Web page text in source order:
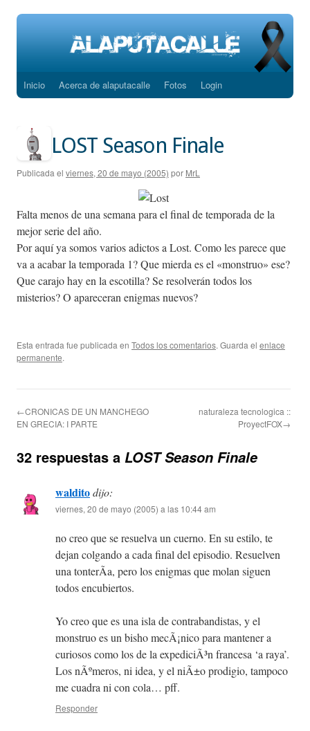
Saltar
contenido
Inicio Acerca de alaputacalle Fotos Login
LOST Season Finale
Publicada el viernes, 20 de mayo (2005) por MrL
Falta menos de una semana para el final de temporada de la
mejor serie del año.
Por aquí ya somos varios adictos a Lost. Como les parece que
va a acabar la temporada 1? Que mierda es el «monstruo» ese?
Que carajo hay en la escotilla? Se resolverán todos los
misterios? O apareceran enigmas nuevos?
Esta entrada fue publicada en Todos los comentarios. Guarda el enlace
permanente.
←CRONICAS DE UN MANCHEGO
EN GRECIA: I PARTE
naturaleza tecnologica ::
ProyectFOX→
32 respuestas a LOST Season Finale
walditodijo:
viernes, 20 de mayo (2005) a las 10:44 am
no creo que se resuelva un cuerno. En su estilo, te
dejan colgando a cada final del episodio. Resuelven
una tonterÃ­a, pero los enigmas que molan siguen
todos encubiertos.
Yo creo que es una isla de contrabandistas, y el
monstruo es un bisho mecÃ¡nico para mantener a
curiosos como los de la expediciÃ³n francesa ‘a raya’.
Los nÃºmeros, ni idea, y el niÃ±o prodigio, tampoco
me cuadra ni con cola… pff.
Responder